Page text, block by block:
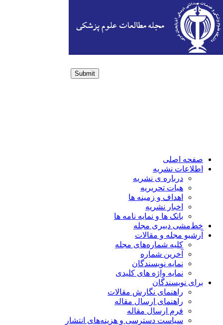
Submit
صفحه اصلی
اطلاعات نشریه
درباره ی نشریه
هیات تحریریه
اهداف و زمینه ها
اخبار نشریه
بانک ها و نمایه نامه ها
خط‌مشی دبیری مجله
آرشیو مجله و مقالات
کلیه شماره‌های مجله
آخرین شماره
نمایه نویسندگان
نمایه واژه های کلیدی
برای نویسندگان
راهنمای نگارش مقالات
راهنمای ارسال مقاله
فرم ارسال مقاله
سیاست دسترسی و هزینه‌های انتشار